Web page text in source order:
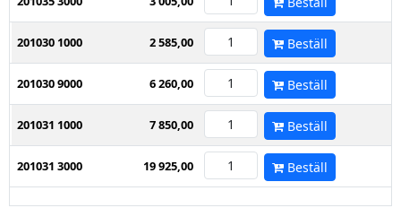
201030 1000 2 585,00 Beställ
201030 9000 6 260,00 Beställ
201031 1000 7 850,00 Beställ
201031 3000 19 925,00 Beställ